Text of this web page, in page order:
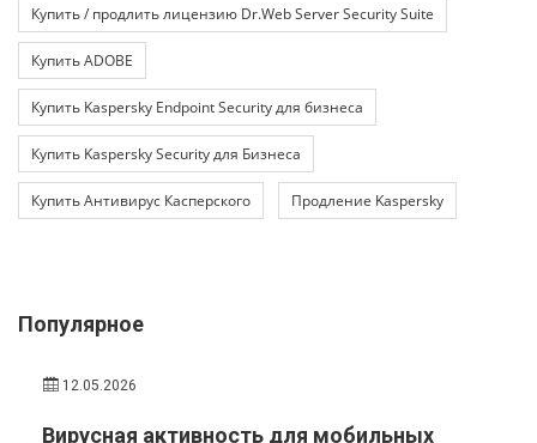
Купить / продлить лицензию Dr.Web Server Security Suite
Купить ADOBE
Купить Kaspersky Endpoint Security для бизнеса
Купить Kaspersky Security для Бизнеса
Купить Антивирус Касперского Продление Kaspersky
Популярное
12.05.2026
Вирусная активность для мобильных